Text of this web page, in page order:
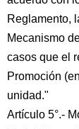
Reglamento,
Mecanismo
casos que el
Promoción
unidad."
Artículo 5°.-